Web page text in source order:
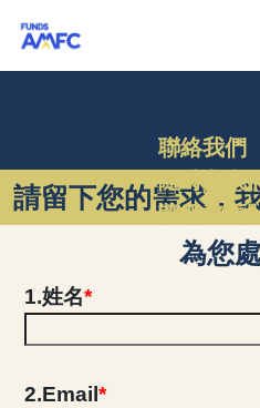
聯絡我們
隨時與我
讓服務更
請留下您的需求，
為您處
1.姓名*
2.Email*